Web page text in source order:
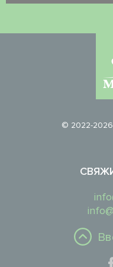
© 2022-